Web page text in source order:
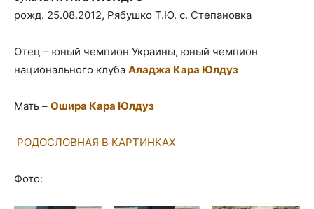
рожд. 25.08.2012, Рябушко Т.Ю. с. Степановка
Отец – юный чемпион Украины, юный чемпион
национального клуба Аладжа Кара Юлдуз
Мать – Ошира Кара Юлдуз
РОДОСЛОВНАЯ В КАРТИНКАХ
Фото: